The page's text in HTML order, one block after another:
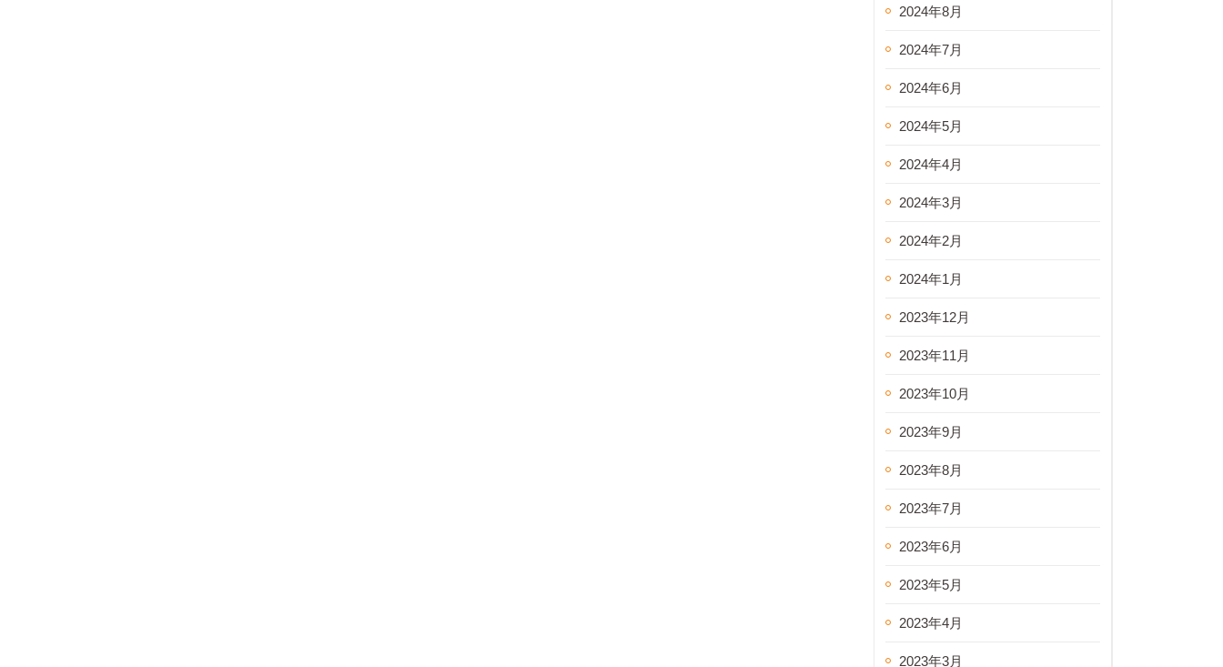
2024年8月
2024年7月
2024年6月
2024年5月
2024年4月
2024年3月
2024年2月
2024年1月
2023年12月
2023年11月
2023年10月
2023年9月
2023年8月
2023年7月
2023年6月
2023年5月
2023年4月
2023年3月